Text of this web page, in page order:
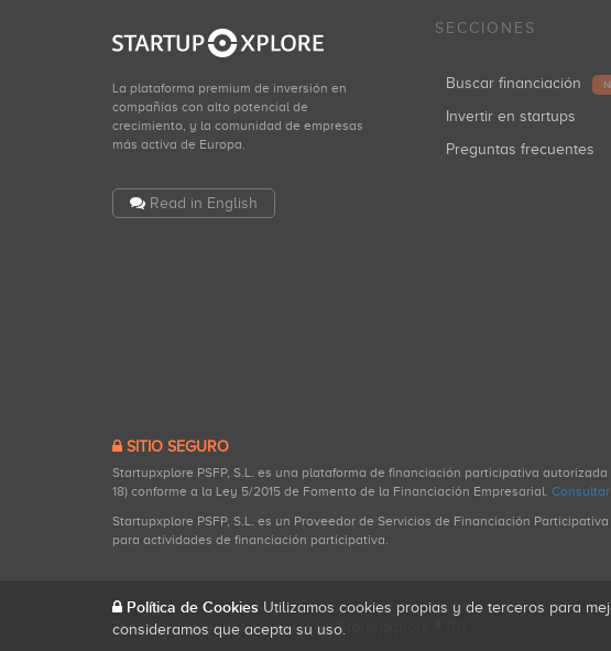
La plataforma premium de inversión en
compañías con alto potencial de
crecimiento, y la comunidad de empresas
más activa de Europa.
Read in English
SECCIONES
Buscar financiación
Invertir en startups
Preguntas frecuentes
SITIO SEGURO
Startupxplore PSFP, S.L. es una plataforma de financiación participativa autorizada
18) conforme a la Ley 5/2015 de Fomento de la Financiación Empresarial.
Startupxplore PSFP, S.L. es un Proveedor de Servicios de Financiación
para actividades de financiación participativa.
Todos los derechos reservados. Startupxplore ® {0}.
Política de Cookies Utilizamos cookies propias y de terceros para
consideramos que acepta su uso.